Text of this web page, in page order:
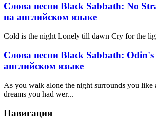
Слова песни Black Sabbath: No
на английском языке
Cold is the night Lonely till dawn Cry for the
Слова песни Black Sabbath:
английском языке
As you walk alone the night surrounds you like
dreams you had wer...
Навигация